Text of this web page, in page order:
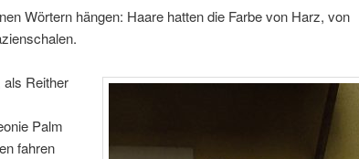
Wörtern hängen: Haare hatten die Farbe von Harz, von
als Reither
Palm
fahren